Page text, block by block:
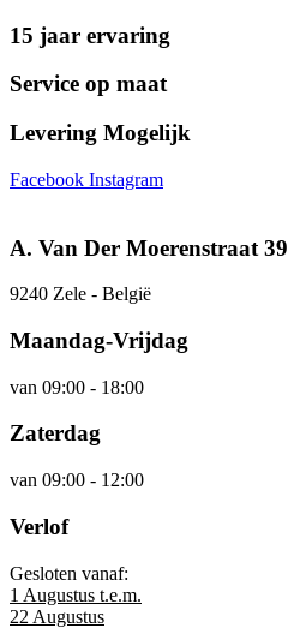
15 jaar ervaring
Service op maat
Levering Mogelijk
Facebook Instagram
A. Van Der Moerenstraat 39
9240 Zele - België
Maandag-Vrijdag
van 09:00 - 18:00
Zaterdag
van 09:00 - 12:00
Verlof
Gesloten vanaf:
1 Augustus t.e.m.
22 Augustus